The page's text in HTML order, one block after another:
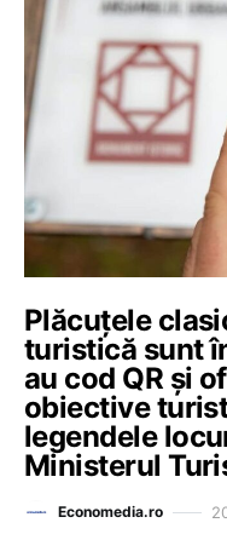
Plăcuțele
turistică sunt
au cod QR și
obiective
legendele
Ministerul
Economedia.ro